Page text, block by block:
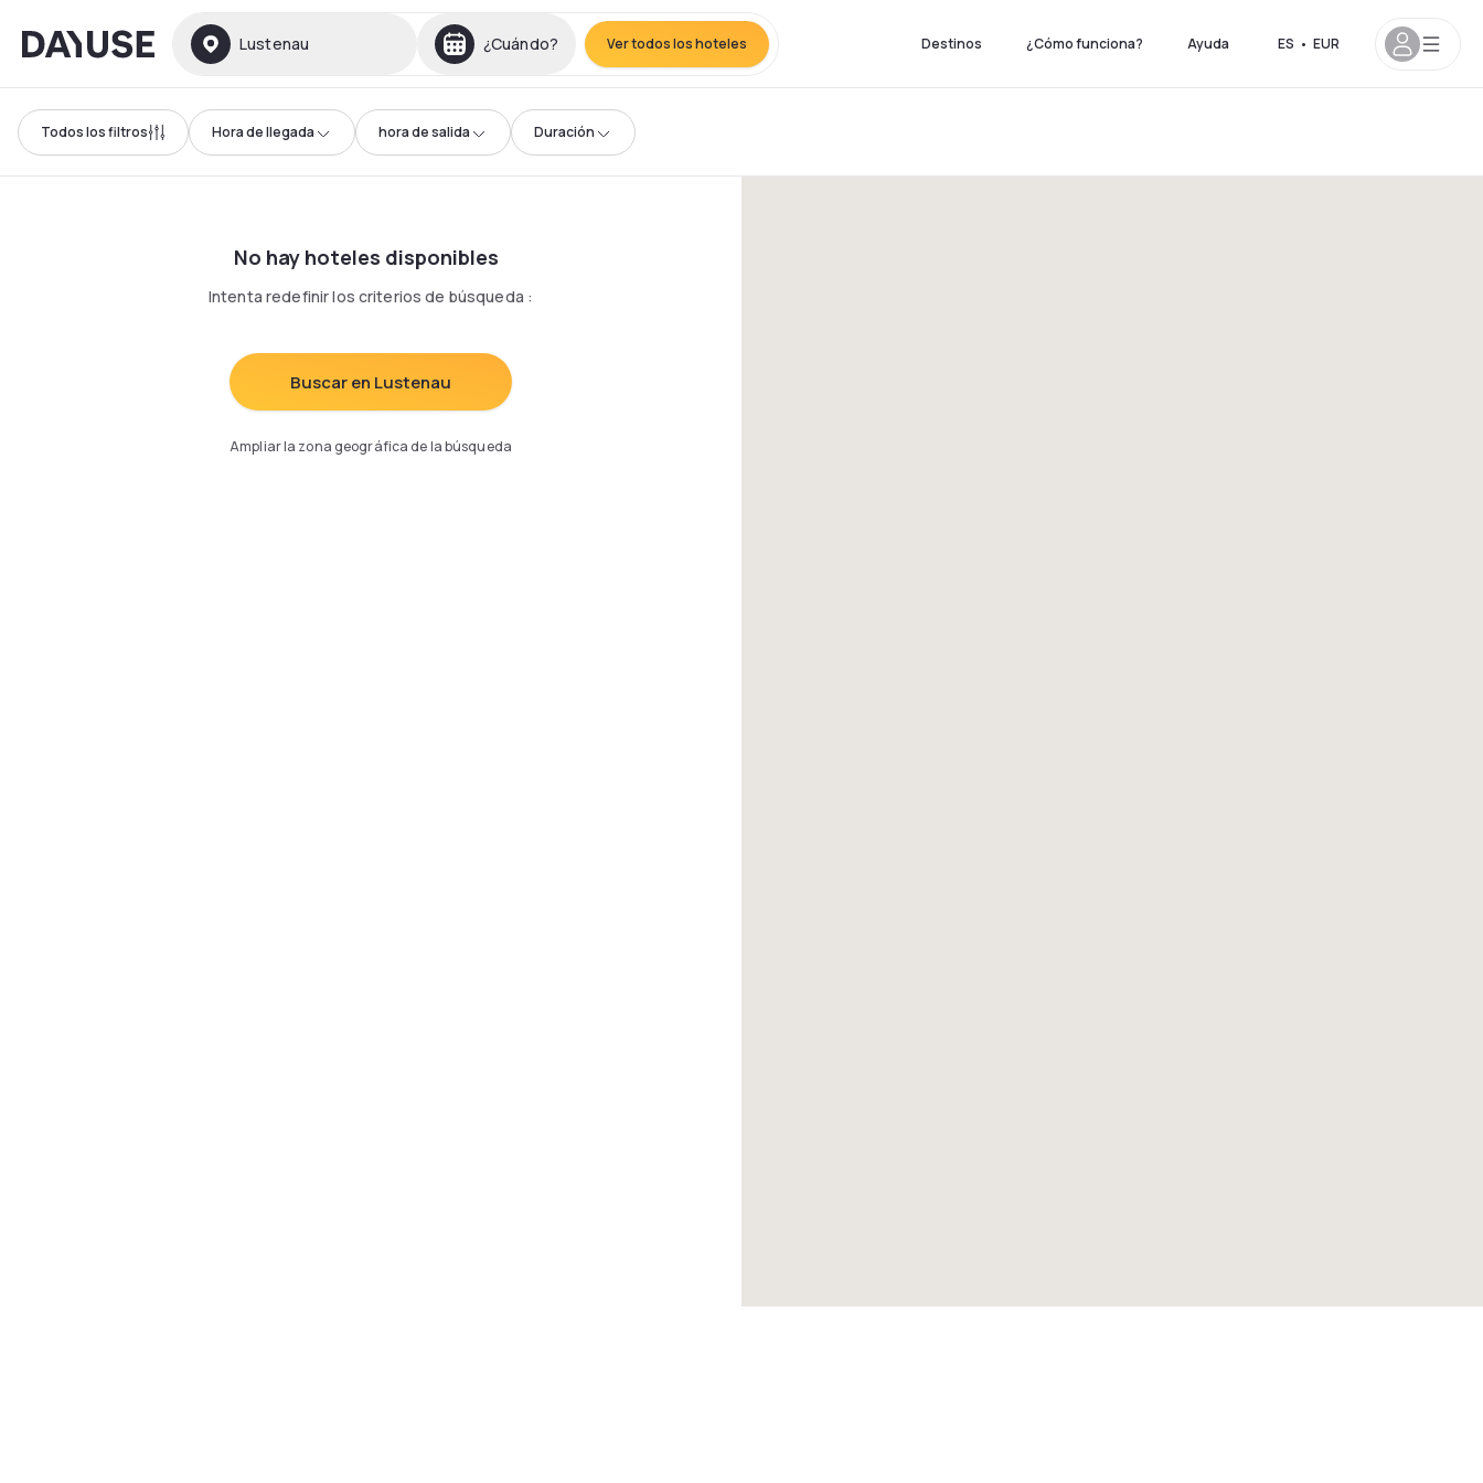
Dayuse Lustenau ¿Cuándo? Ver todos los hoteles Destinos ¿Cómo funciona? Ayuda ES • EUR
Todos los filtros Hora de llegada hora de salida Duración
No hay hoteles disponibles
Intenta redefinir los criterios de búsqueda :
Buscar en Lustenau
Ampliar la zona geográfica de la búsqueda